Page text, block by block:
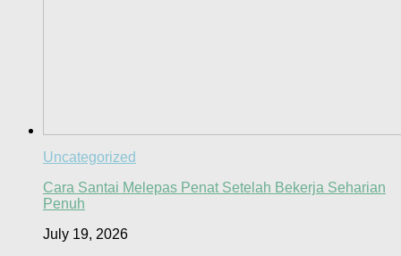
Uncategorized
Cara Santai Melepas Penat Setelah Bekerja Seharian
Penuh
July 19, 2026